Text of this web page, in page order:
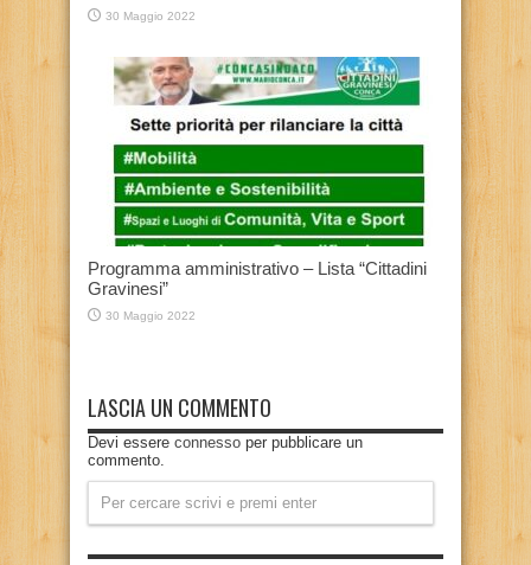
30 Maggio 2022
Programma amministrativo – Lista “Cittadini
Gravinesi”
30 Maggio 2022
LASCIA UN COMMENTO
Devi essere connesso per pubblicare un
commento.